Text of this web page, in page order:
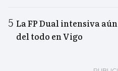
La FP Dual intensiva
del todo en Vigo